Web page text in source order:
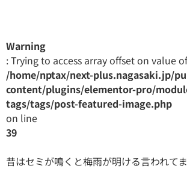
Warning
: Trying to access array offset on value
/home/nptax/next-plus.nagasaki.jp/
content/plugins/elementor-pro/
tags/tags/post-featured-image.php
on line
39
昔はセミが鳴くと梅雨が明ける言われて